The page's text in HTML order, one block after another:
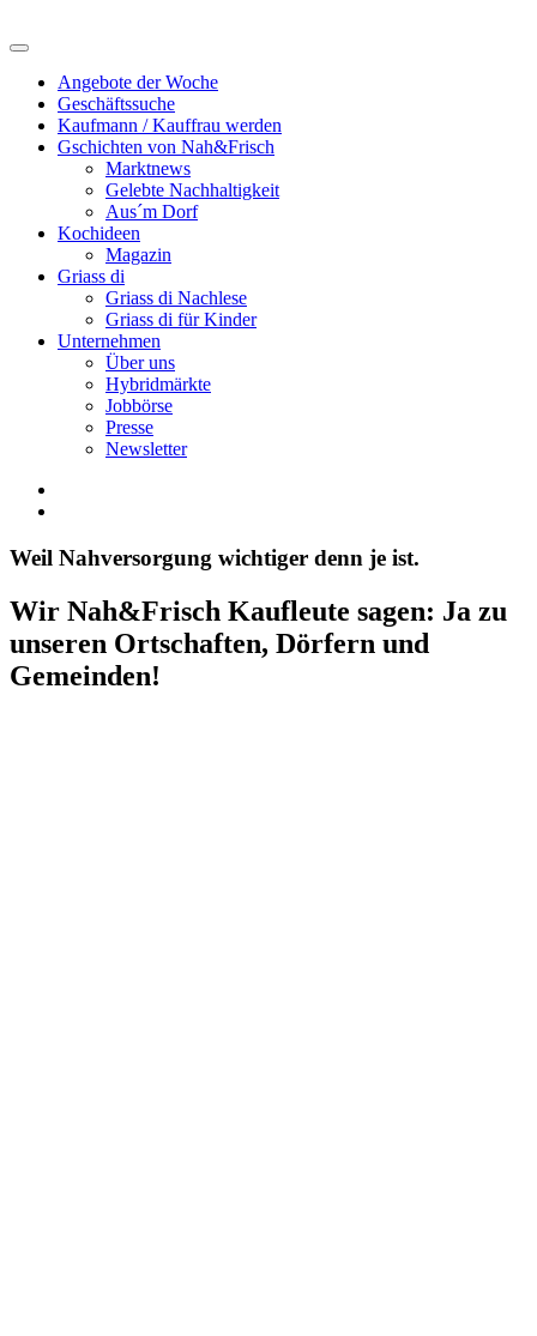
Angebote der Woche
Geschäftssuche
Kaufmann / Kauffrau werden
Gschichten von Nah&Frisch
Marktnews
Gelebte Nachhaltigkeit
Aus´m Dorf
Kochideen
Magazin
Griass di
Griass di Nachlese
Griass di für Kinder
Unternehmen
Über uns
Hybridmärkte
Jobbörse
Presse
Newsletter
Weil Nahversorgung wichtiger denn je ist.
Wir Nah&Frisch Kaufleute sagen: Ja zu
unseren Ortschaften, Dörfern und
Gemeinden!